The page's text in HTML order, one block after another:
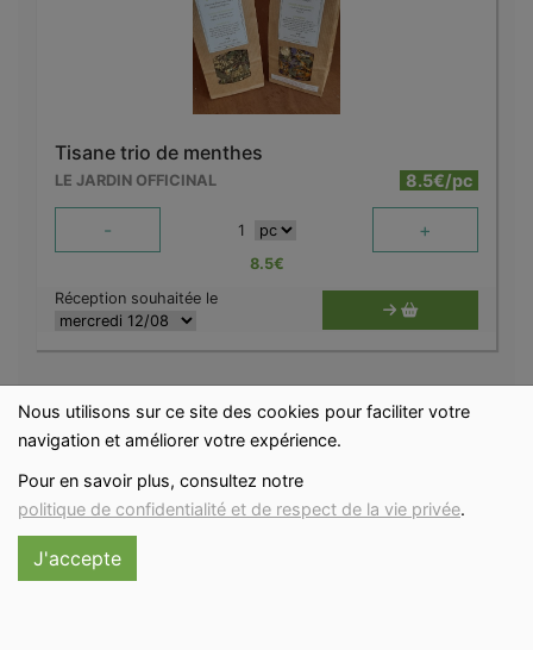
Nous utilisons sur ce site des cookies pour faciliter votre
navigation et améliorer votre expérience.
Pour en savoir plus, consultez notre
politique de confidentialité et de respect de la vie privée.
J'accepte
Tisane trio de menthes
LE JARDIN OFFICINAL 8.5€/pc
- 1 +
8.5€
Réception souhaitée le